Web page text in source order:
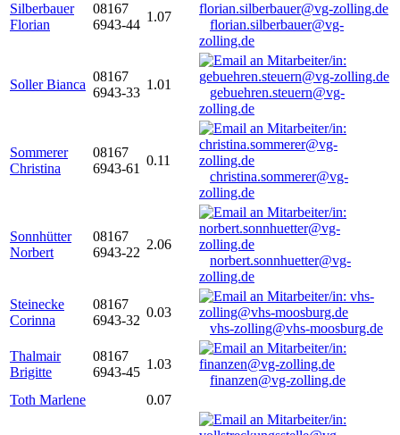
Silberbauer
Florian
08167
6943-44
1.07
florian.silberbauer@vg-
zolling.de
Soller Bianca
08167
6943-33
1.01
gebuehren.steuern@vg-
zolling.de
Sommerer
Christina
08167
6943-61
0.11
christina.sommerer@vg-
zolling.de
Sonnhütter
Norbert
08167
6943-22
2.06
norbert.sonnhuetter@vg-
zolling.de
Steinecke
Corinna
08167
6943-32
0.03
vhs-zolling@vhs-moosburg.de
Thalmair
Brigitte
08167
6943-45
1.03
finanzen@vg-zolling.de
Toth Marlene
0.07